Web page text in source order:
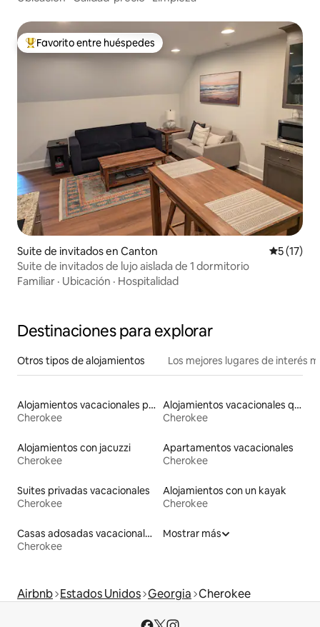
Favorito entre huéspedes preferido
Favorito entre huéspedes
Suite de invitados en Canton
5 (17)
Suite de invitados de lujo aislada de 1 dormitorio
Familiar · Ubicación · Hospitalidad
Destinaciones para explorar
Otros tipos de alojamientos Los mejores lugares de interés
Alojamientos vacacionales para familias
Cherokee
Alojamientos vacacionales que admiten mascotas
Cherokee
Alojamientos con jacuzzi
Cherokee
Apartamentos vacacionales
Cherokee
Suites privadas vacacionales
Cherokee
Alojamientos con un kayak
Cherokee
Casas adosadas vacacionales
Cherokee
Mostrar más
Airbnb Estados Unidos Georgia Cherokee